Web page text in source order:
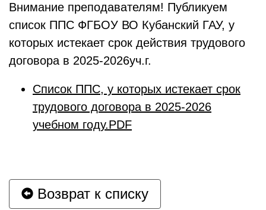
Внимание преподавателям! Публикуем
список ППС ФГБОУ ВО Кубанский ГАУ, у
которых истекает срок действия трудового
договора в 2025-2026уч.г.
Список ППС, у которых истекает срок
трудового договора в 2025-2026
учебном году.PDF
Возврат к списку